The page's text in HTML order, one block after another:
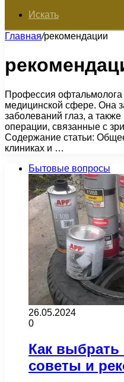
Искать
Главная/рекомендации
Профессия
медицинской сфере. Она
заболеваний глаз, а
операции, связанные с
Содержание статьи:
клиниках и …
Бытовые вопросы
26.05.2024
0
Как выбрать
советы и